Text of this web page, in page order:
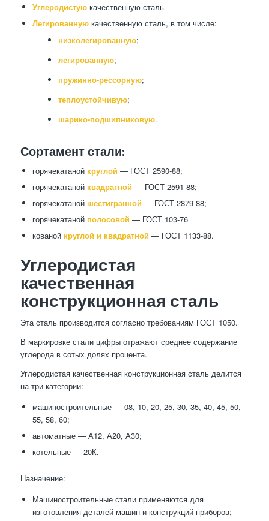
Углеродистуюкачественную сталь
Легированнуюкачественную сталь, в том числе:
низколегированную;
легированную;
пружинно-рессорную;
теплоустойчивую;
шарико-подшипниковую.
Сортамент стали:
горячекатаной круглой — ГОСТ 2590-88;
горячекатаной квадратной — ГОСТ 2591-88;
горячекатаной шестигранной — ГОСТ 2879-88;
горячекатаной полосовой — ГОСТ 103-76
кованой круглой и квадратной — ГОСТ 1133-88.
Углеродистая
качественная
конструкционная сталь
Эта сталь производится согласно требованиям ГОСТ 1050.
В маркировке стали цифры отражают среднее содержание
углерода в сотых долях процента.
Углеродистая качественная конструкционная сталь делится
на три категории:
машиностроительные — 08, 10, 20, 25, 30, 35, 40, 45, 50,
55, 58, 60;
автоматные — А12, А20, А30;
котельные — 20К.
Назначение:
Машиностроительные стали применяются для
изготовления деталей машин и конструкций приборов;